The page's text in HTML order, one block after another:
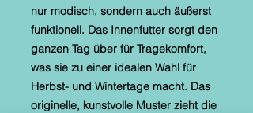
nur modisch, sondern auch äußerst
funktionell. Das Innenfutter sorgt den
ganzen Tag über für Tragekomfort,
was sie zu einer idealen Wahl für
Herbst- und Wintertage macht. Das
originelle, kunstvolle Muster zieht die